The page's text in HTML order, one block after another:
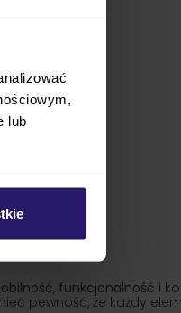
lub
, funkcjonalność i
pewność, że każdy